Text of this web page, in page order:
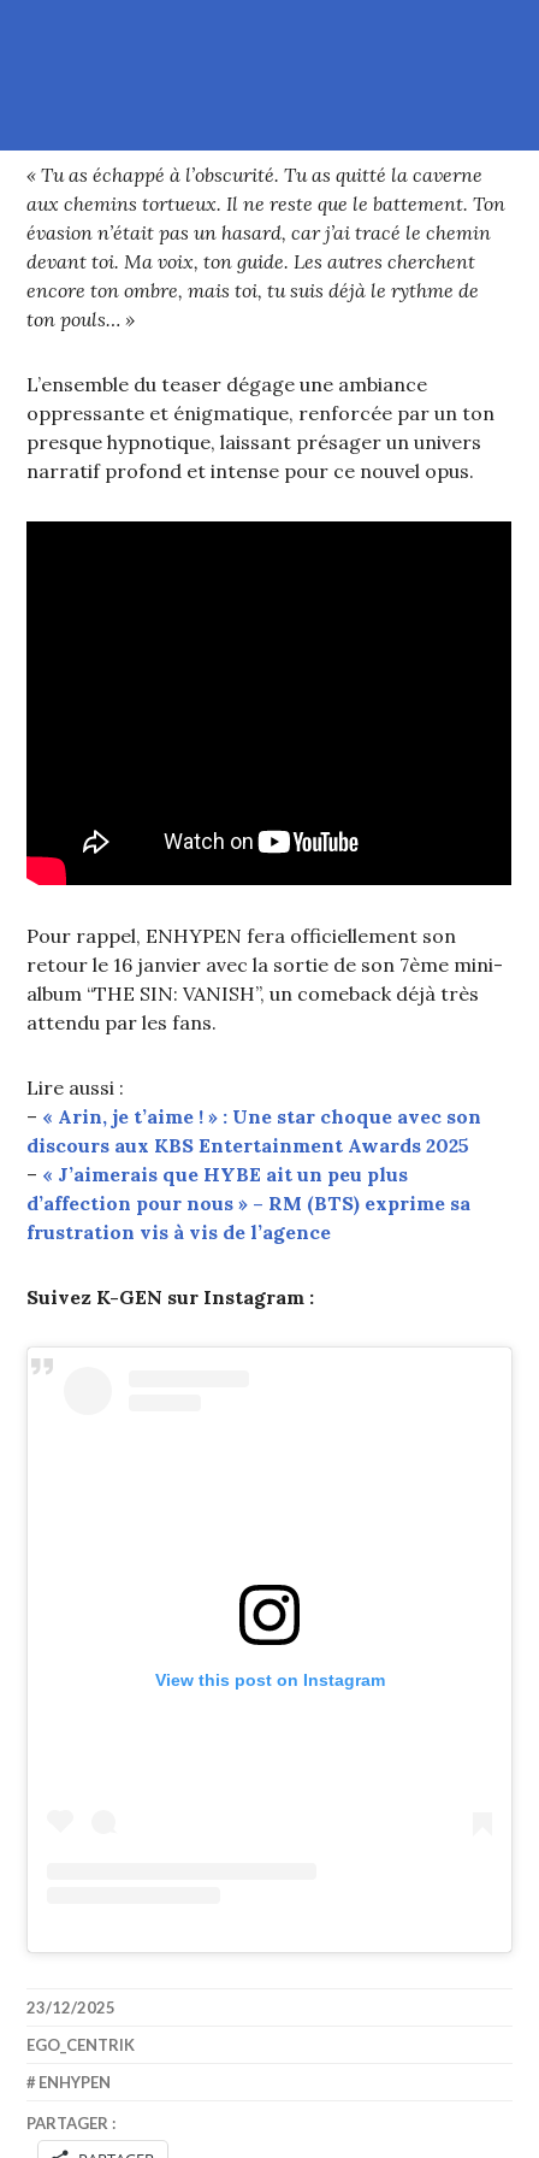
« Tu as échappé à l’obscurité. Tu as quitté la caverne
aux chemins tortueux. Il ne reste que le battement. Ton
évasion n’était pas un hasard, car j’ai tracé le chemin
devant toi. Ma voix, ton guide. Les autres cherchent
encore ton ombre, mais toi, tu suis déjà le rythme de
ton pouls… »
L’ensemble du teaser dégage une ambiance
oppressante et énigmatique, renforcée par un ton
presque hypnotique, laissant présager un univers
narratif profond et intense pour ce nouvel opus.
Pour rappel, ENHYPEN fera officiellement son
retour le 16 janvier avec la sortie de son 7ème mini-
album “THE SIN: VANISH”, un comeback déjà très
attendu par les fans.
Lire aussi :
– « Arin, je t’aime ! » : Une star choque avec son
discours aux KBS Entertainment Awards 2025
– « J’aimerais que HYBE ait un peu plus
d’affection pour nous » – RM (BTS) exprime sa
frustration vis à vis de l’agence
Suivez K-GEN sur Instagram :
View this post on Instagram
23/12/2025
EGO_CENTRIK
ENHYPEN
PARTAGER :